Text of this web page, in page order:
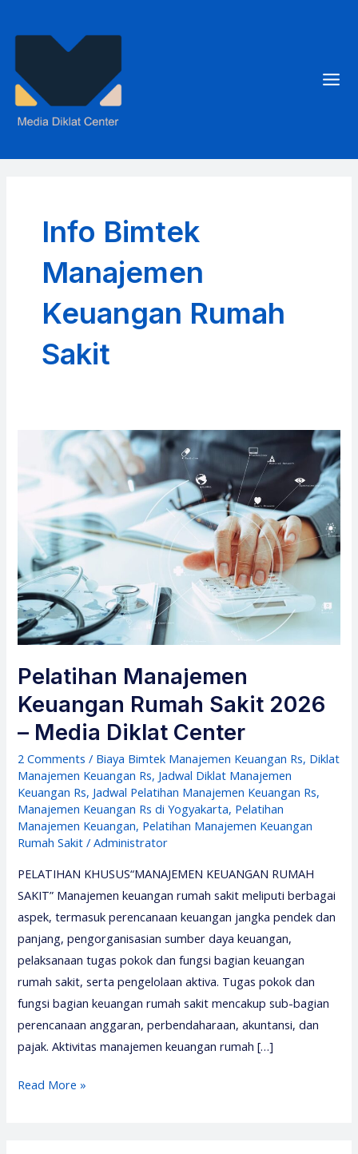
Info Bimtek
Manajemen
Keuangan Rumah
Sakit
Pelatihan Manajemen
Keuangan Rumah Sakit 2026
– Media Diklat Center
2 Comments / Biaya Bimtek Manajemen Keuangan Rs, Diklat
Manajemen Keuangan Rs, Jadwal Diklat Manajemen
Keuangan Rs, Jadwal Pelatihan Manajemen Keuangan Rs,
Manajemen Keuangan Rs di Yogyakarta, Pelatihan
Manajemen Keuangan, Pelatihan Manajemen Keuangan
Rumah Sakit /Administrator
PELATIHAN KHUSUS“MANAJEMEN KEUANGAN RUMAH
SAKIT” Manajemen keuangan rumah sakit meliputi berbagai
aspek, termasuk perencanaan keuangan jangka pendek dan
panjang, pengorganisasian sumber daya keuangan,
pelaksanaan tugas pokok dan fungsi bagian keuangan
rumah sakit, serta pengelolaan aktiva. Tugas pokok dan
fungsi bagian keuangan rumah sakit mencakup sub-bagian
perencanaan anggaran, perbendaharaan, akuntansi, dan
pajak. Aktivitas manajemen keuangan rumah […]
Pelatihan
Read More »